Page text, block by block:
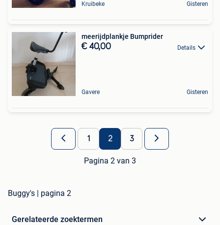
Kruibeke Gisteren
meerijdplankje Bumprider
€ 40,00 Details
Gavere Gisteren
1 2 3
Pagina 2 van 3
Buggy's | pagina 2
Gerelateerde zoektermen